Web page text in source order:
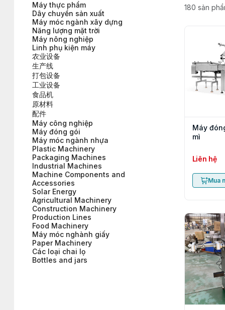
Máy thực phẩm
Dây chuyền sản xuất
Máy móc ngành xây dựng
Năng lượng mặt trời
Máy nông nghiệp
Linh phụ kiện máy
农业设备
生产线
打包设备
工业设备
食品机
原材料
配件
Máy công nghiệp
Máy đóng gói
Máy móc ngành nhựa
Plastic Machinery
Packaging Machines
Industrial Machines
Machine Components and
Accessories
Solar Energy
Agricultural Machinery
Construction Machinery
Production Lines
Food Machinery
Máy móc nghành giấy
Paper Machinery
Các loại chai lọ
Bottles and jars
180 sản
Máy
mì
Liên hệ
Mua